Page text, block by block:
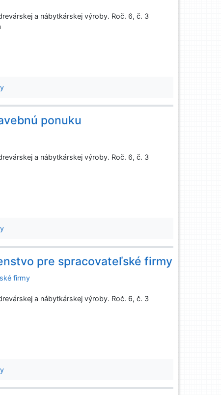
a nábytkárskej výroby. Roč. 6, č. 3
ponuku
a nábytkárskej výroby. Roč. 6, č. 3
pre spracovateľské firmy
firmy
a nábytkárskej výroby. Roč. 6, č. 3